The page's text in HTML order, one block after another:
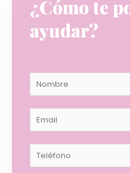
¿Cómo te
ayudar?